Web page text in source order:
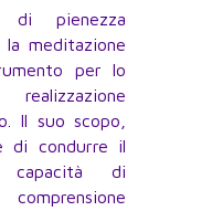
pienezza
meditazione
per lo
Il suo scopo,
di condurre il
capacità di